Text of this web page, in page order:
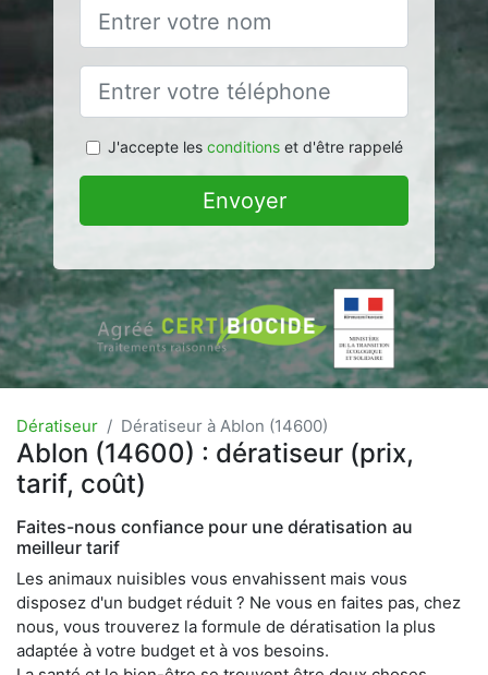
J'accepte les conditionset d'être rappelé
Envoyer
Dératiseur Dératiseur à Ablon (14600)
Ablon (14600) : dératiseur (prix,
tarif, coût)
Faites-nous confiance pour une dératisation au
meilleur tarif
Les animaux nuisibles vous envahissent mais vous
disposez d'un budget réduit ? Ne vous en faites pas, chez
nous, vous trouverez la formule de dératisation la plus
adaptée à votre budget et à vos besoins.